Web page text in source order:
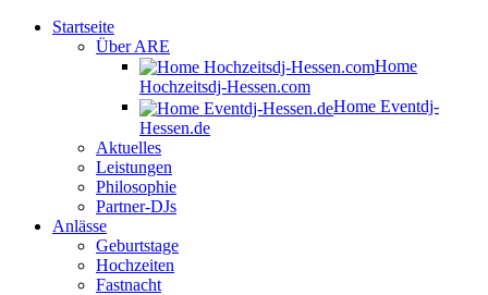
Startseite
Über ARE
Home
Hochzeitsdj-Hessen.com
Home Eventdj-
Hessen.de
Aktuelles
Leistungen
Philosophie
Partner-DJs
Anlässe
Geburtstage
Hochzeiten
Fastnacht